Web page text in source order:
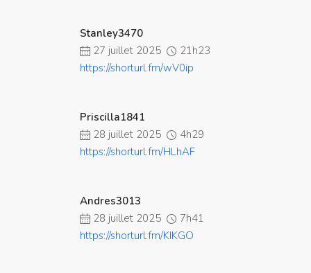
Stanley3470
27 juillet 2025
21h23
https://shorturl.fm/wV0ip
Priscilla1841
28 juillet 2025
4h29
https://shorturl.fm/HLhAF
Andres3013
28 juillet 2025
7h41
https://shorturl.fm/KIKGO